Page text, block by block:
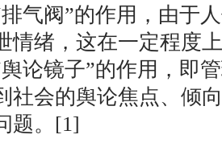
气阀”的作用，由于
情绪，这在一定程度
论镜子”的作用，即
社会的舆论焦点、倾
题。[1]